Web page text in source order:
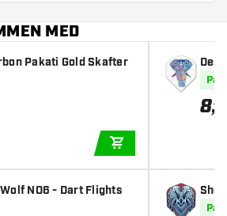
MED
Pakati Gold Skafter
NO6 - Dart Flights
På
8,95
Shot
ghts
På